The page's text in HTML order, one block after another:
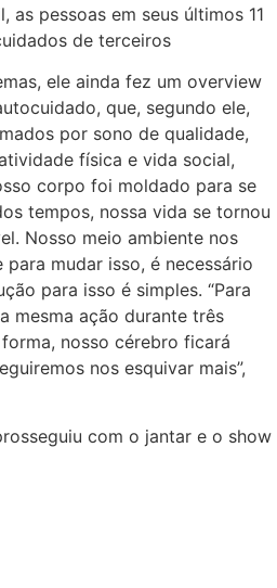
as pessoas em seus últimos 11
de terceiros
ele ainda fez um overview
que, segundo ele,
por sono de qualidade,
física e vida social,
corpo foi moldado para se
tempos, nossa vida se tornou
Nosso meio ambiente nos
mudar isso, é necessário
para isso é simples. “Para
mesma ação durante três
nosso cérebro ficará
nos esquivar mais”,
com o jantar e o show